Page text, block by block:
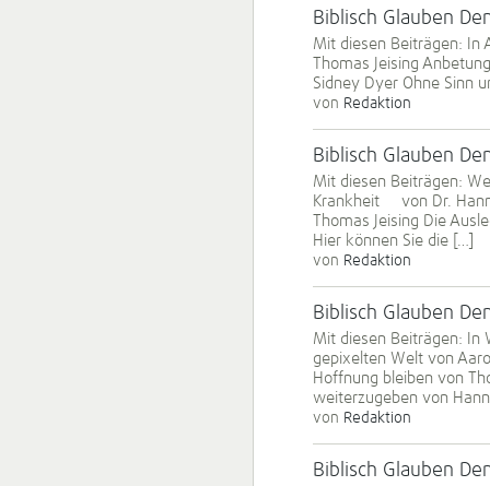
Biblisch Glauben
Mit diesen Beiträgen: In
Thomas Jeising
Sidney Dyer Ohne
von Redaktion
Biblisch Glauben
Mit diesen Beiträgen:
Krankheit von Dr.
Thomas Jeising Die
Hier können Sie die […]
von Redaktion
Biblisch Glauben
Mit diesen Beiträgen: In
gepixelten Welt von
Hoffnung bleiben von
weiterzugeben von
von Redaktion
Biblisch Glauben